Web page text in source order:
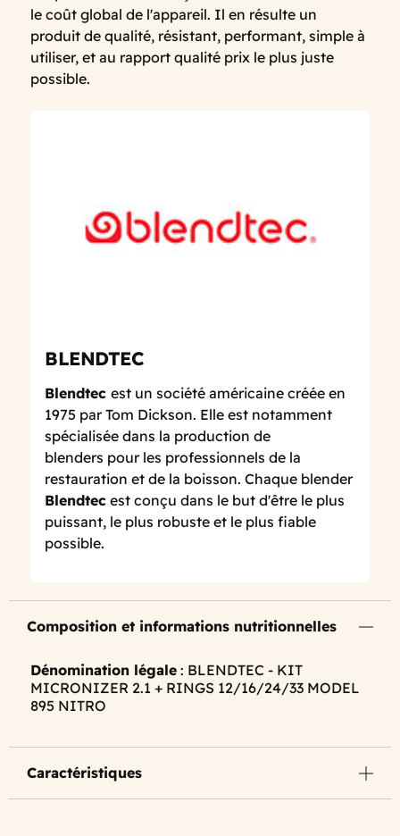
le coût global de l'appareil. Il en résulte un
produit de qualité, résistant, performant, simple à
utiliser, et au rapport qualité prix le plus juste
possible.
BLENDTEC
Blendtec est un société américaine créée en
1975 par Tom Dickson. Elle est notamment
spécialisée dans la production de
blenders pour les professionnels de la
restauration et de la boisson. Chaque blender
Blendtec est conçu dans le but d'être le plus
puissant, le plus robuste et le plus fiable
possible.
Composition et informations nutritionnelles
Dénomination légale : BLENDTEC - KIT
MICRONIZER 2.1 + RINGS 12/16/24/33 MODEL
895 NITRO
Caractéristiques